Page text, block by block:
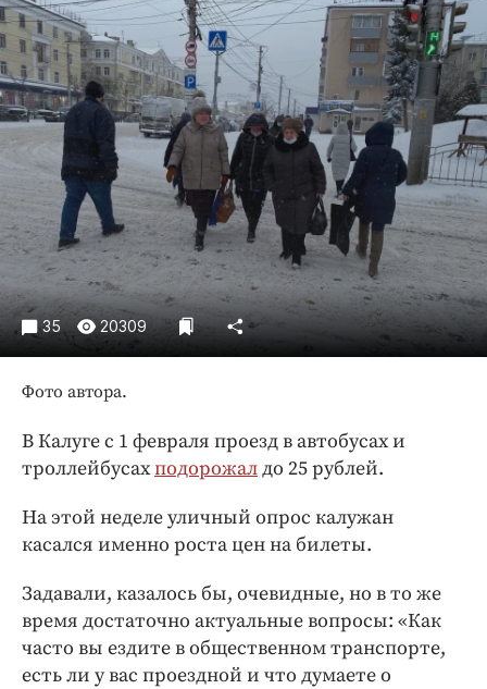
Погода
Праздники
Происшествия
Спорт
Экономика и бизнес
ПРОЕКТЫ
Блоги
Издания
Медиаперсона
Интересное чтиво
Клиника года
Работодатель года
35 20309
Фото автора.
В Калуге с 1 февраля проезд в автобусах и
троллейбусахподорожалдо 25 рублей.
На этой неделе уличный опрос калужан
касался именно роста цен на билеты.
Задавали, казалось бы, очевидные, но в то же
время достаточно актуальные вопросы: «Как
часто вы ездите в общественном транспорте,
есть ли у вас проездной и что думаете о